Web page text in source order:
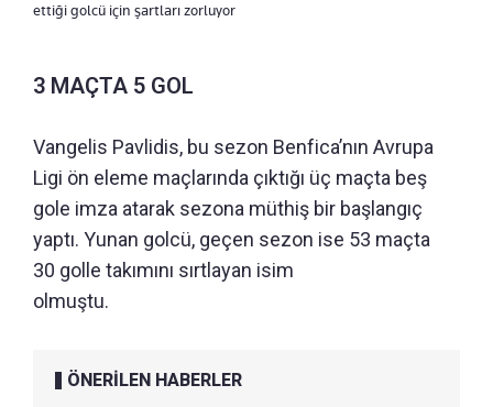
ettiği golcü için şartları zorluyor
3 MAÇTA 5 GOL
Vangelis Pavlidis, bu sezon Benfica’nın Avrupa
Ligi ön eleme maçlarında çıktığı üç maçta beş
gole imza atarak sezona müthiş bir başlangıç
yaptı. Yunan golcü, geçen sezon ise 53 maçta
30 golle takımını sırtlayan isim
olmuştu.
ÖNERİLEN HABERLER